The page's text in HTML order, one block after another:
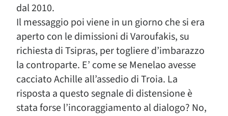
dal 2010.
Il messaggio poi viene in un giorno che si era
aperto con le dimissioni di Varoufakis, su
richiesta di Tsipras, per togliere d’imbarazzo
la controparte. E’ come se Menelao avesse
cacciato Achille all’assedio di Troia. La
risposta a questo segnale di distensione è
stata forse l’incoraggiamento al dialogo? No,